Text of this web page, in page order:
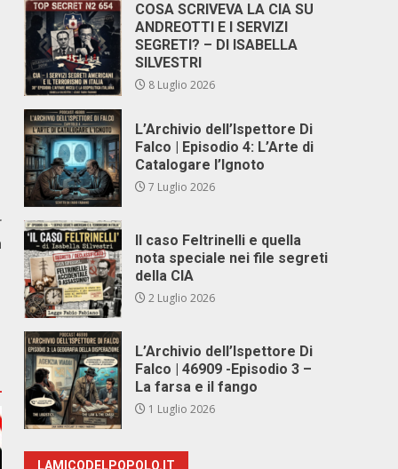
COSA SCRIVEVA LA CIA SU
ANDREOTTI E I SERVIZI
SEGRETI? – DI ISABELLA
SILVESTRI
8 Luglio 2026
L’Archivio dell’Ispettore Di
Falco | Episodio 4: L’Arte di
Catalogare l’Ignoto
7 Luglio 2026
Il caso Feltrinelli e quella
nota speciale nei file segreti
della CIA
2 Luglio 2026
L’Archivio dell’Ispettore Di
Falco | 46909 -Episodio 3 –
La farsa e il fango
1 Luglio 2026
LAMICODELPOPOLO.IT